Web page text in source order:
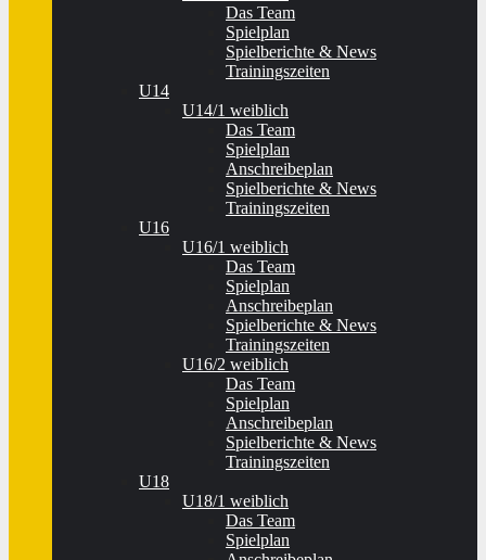
Das Team
Spielplan
Spielberichte & News
Trainingszeiten
U14
U14/1 weiblich
Das Team
Spielplan
Anschreibeplan
Spielberichte & News
Trainingszeiten
U16
U16/1 weiblich
Das Team
Spielplan
Anschreibeplan
Spielberichte & News
Trainingszeiten
U16/2 weiblich
Das Team
Spielplan
Anschreibeplan
Spielberichte & News
Trainingszeiten
U18
U18/1 weiblich
Das Team
Spielplan